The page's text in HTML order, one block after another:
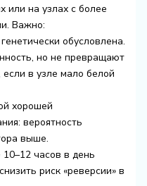
или на узлах с более
Важно:
обусловлена.
но не превращают
в узле мало белой
хорошей
вероятность
выше.
часов в день
риск «реверсии» в